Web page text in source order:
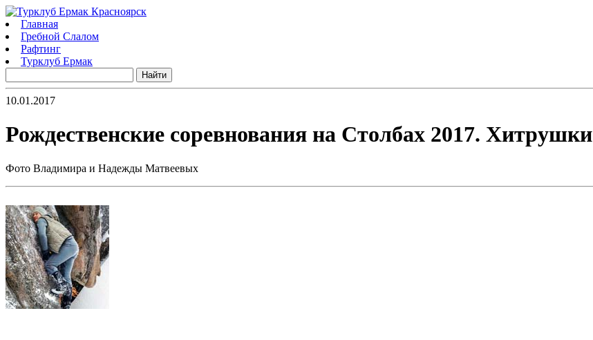
Главная
Гребной Слалом
Рафтинг
Турклуб Ермак
10.01.2017
Рождественские соревнования на Столбах 2017. Хитрушки
Фото Владимира и Надежды Матвеевых